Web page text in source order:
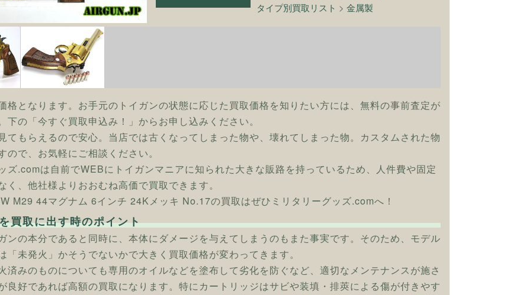
タイプ別買取リスト >金属製
格となります。お手元のトイガンの状態に応じた買取価格を知りたい方には、無料の事前査定が
下の「今すぐ買取申込み！」からお申し込みください。
てもらえるので安心。当店では古くなってしまった物や、壊れてしまった物。カスタムされた物
ので、お気軽にご相談ください。
ズ.comは自前でWEBにトイガンマニアに知られた大きな販路を持っているため、人件費や固定
く、他社様よりおおむね高価で買取できます。
M29 44マグナム 6インチ 24Kメッキ No.17の買取はぜひミリタリーグッズ.comへ！
買取に出す時のポイント
ンの本分であると同時に、本体にダメージを与えてしまうのもまた事実です。そのため、モデル
「未発火」かそうでないかで大きく買取価格が変わってきます。
済みのものについても専用のオイルなどを塗布して劣化を防ぐなど、適切なメンテナンスが施さ
良好であれば高額の買取になります。特にカートリッジはサビや装填・排莢による傷が付きやす